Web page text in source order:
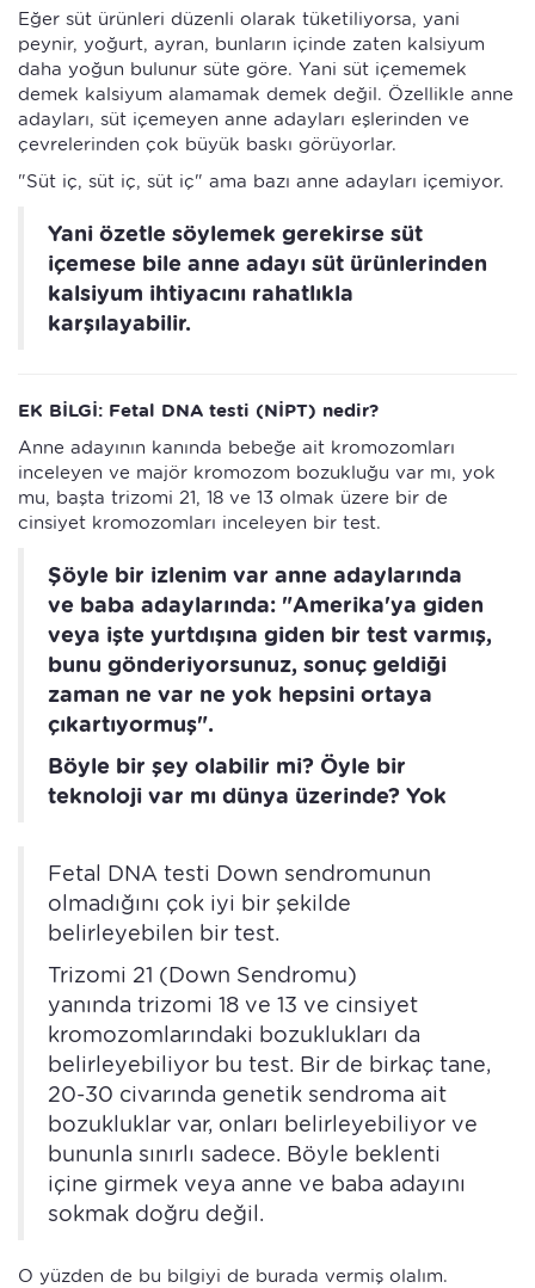
Eğer süt ürünleri düzenli olarak tüketiliyorsa, yani
peynir, yoğurt, ayran, bunların içinde zaten kalsiyum
daha yoğun bulunur süte göre. Yani süt içememek
demek kalsiyum alamamak demek değil. Özellikle anne
adayları, süt içemeyen anne adayları eşlerinden ve
çevrelerinden çok büyük baskı görüyorlar.
"Süt iç, süt iç, süt iç" ama bazı anne adayları içemiyor.
Yani özetle söylemek gerekirse süt
içemese bile anne adayı süt ürünlerinden
kalsiyum ihtiyacını rahatlıkla
karşılayabilir.
EK BİLGİ: Fetal DNA testi (NİPT) nedir?
Anne adayının kanında bebeğe ait kromozomları
inceleyen ve majör kromozom bozukluğu var mı, yok
mu, başta trizomi 21, 18 ve 13 olmak üzere bir de
cinsiyet kromozomları inceleyen bir test.
Şöyle bir izlenim var anne adaylarında
ve baba adaylarında: "Amerika'ya giden
veya işte yurtdışına giden bir test varmış,
bunu gönderiyorsunuz, sonuç geldiği
zaman ne var ne yok hepsini ortaya
çıkartıyormuş".
Böyle bir şey olabilir mi? Öyle bir
teknoloji var mı dünya üzerinde? Yok
Fetal DNA testi Down sendromunun
olmadığını çok iyi bir şekilde
belirleyebilen bir test.
Trizomi 21 (Down Sendromu)
yanında trizomi 18 ve 13 ve cinsiyet
kromozomlarındaki bozuklukları da
belirleyebiliyor bu test. Bir de birkaç tane,
20-30 civarında genetik sendroma ait
bozukluklar var, onları belirleyebiliyor ve
bununla sınırlı sadece. Böyle beklenti
içine girmek veya anne ve baba adayını
sokmak doğru değil.
O yüzden de bu bilgiyi de burada vermiş olalım.